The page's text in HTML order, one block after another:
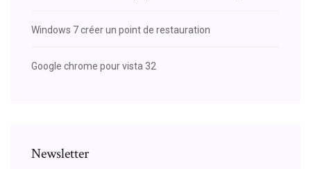
Windows 7 créer un point de restauration
Google chrome pour vista 32
Newsletter